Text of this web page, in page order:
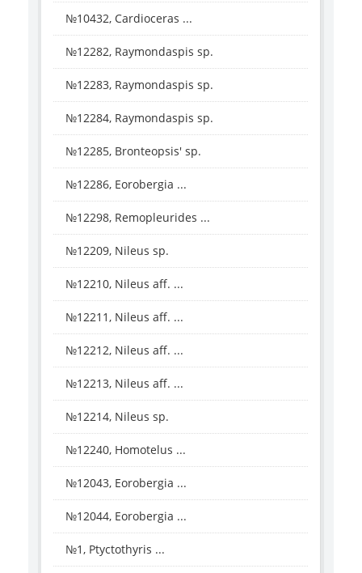
№10432, Cardioceras ...
№12282, Raymondaspis sp.
№12283, Raymondaspis sp.
№12284, Raymondaspis sp.
№12285, Bronteopsis' sp.
№12286, Eorobergia ...
№12298, Remopleurides ...
№12209, Nileus sp.
№12210, Nileus aff. ...
№12211, Nileus aff. ...
№12212, Nileus aff. ...
№12213, Nileus aff. ...
№12214, Nileus sp.
№12240, Homotelus ...
№12043, Eorobergia ...
№12044, Eorobergia ...
№1, Ptyctothyris ...